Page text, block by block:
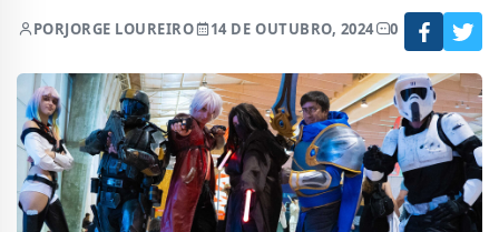
PORJORGE LOUREIRO 14 DE OUTUBRO, 2024 0